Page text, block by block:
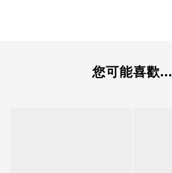
您可能喜歡...